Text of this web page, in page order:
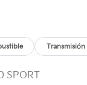
Transmisión
SPORT